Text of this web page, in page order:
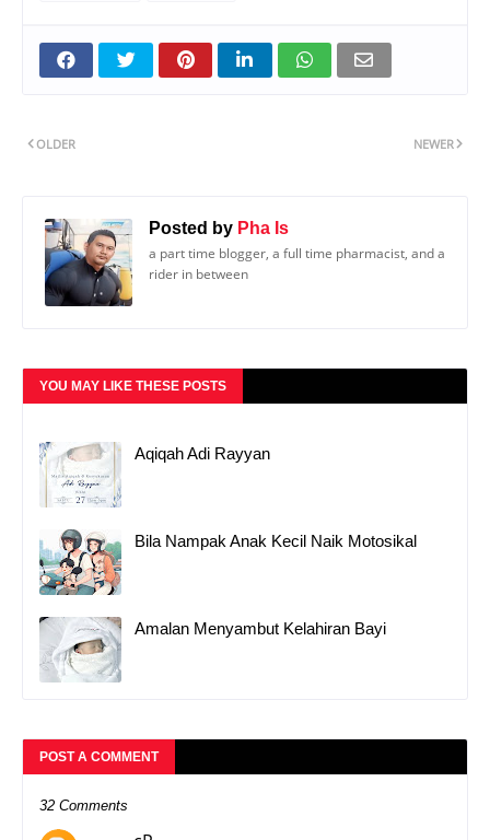
NEWER
OLDER
Posted by Pha Is
a part time blogger, a full time pharmacist, and a
rider in between
YOU MAY LIKE THESE POSTS
Aqiqah Adi Rayyan
Bila Nampak Anak Kecil Naik Motosikal
Amalan Menyambut Kelahiran Bayi
POST A COMMENT
32 Comments